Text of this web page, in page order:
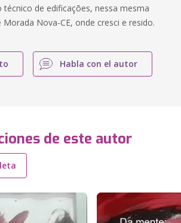
técnico de edificações, nessa mesma
Nova-CE, onde cresci e resido.
Habla con el autor
de este autor